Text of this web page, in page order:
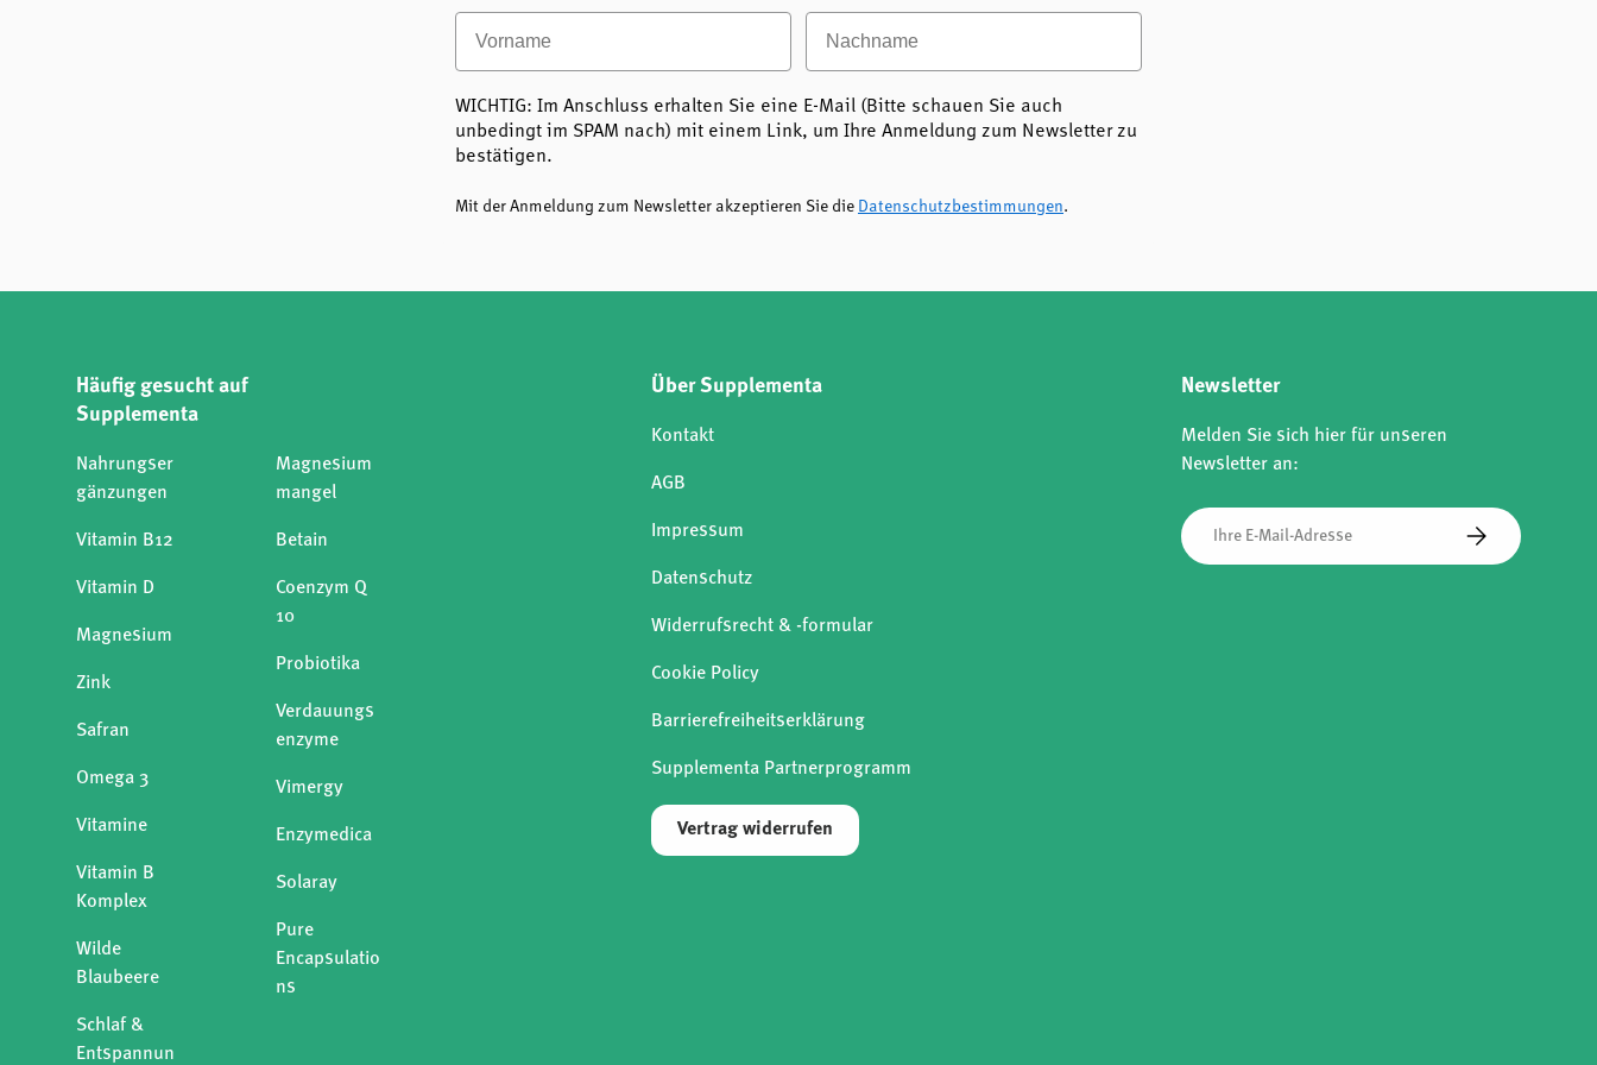
Vorname Nachname
WICHTIG: Im Anschluss erhalten Sie eine E-Mail (Bitte schauen Sie auch
unbedingt im SPAM nach) mit einem Link, um Ihre Anmeldung zum Newsletter zu
bestätigen.
Mit der Anmeldung zum Newsletter akzeptieren Sie die Datenschutzbestimmungen.
Häufig gesucht auf
Supplementa
Nahrungser
gänzungen
Vitamin B12
Vitamin D
Magnesium
Zink
Safran
Omega 3
Vitamine
Vitamin B
Komplex
Wilde
Blaubeere
Schlaf &
Entspannun
Magnesium
mangel
Betain
Coenzym Q
10
Probiotika
Verdauungs
enzyme
Vimergy
Enzymedica
Solaray
Pure
Encapsulatio
ns
Über Supplementa
Kontakt
AGB
Impressum
Datenschutz
Widerrufsrecht & -formular
Cookie Policy
Barrierefreiheitserklärung
Supplementa Partnerprogramm
Vertrag widerrufen
Newsletter
Melden Sie sich hier für unseren
Newsletter an:
E-Mail
Abonnieren